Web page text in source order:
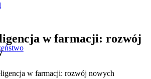
w farmacji: rozwój